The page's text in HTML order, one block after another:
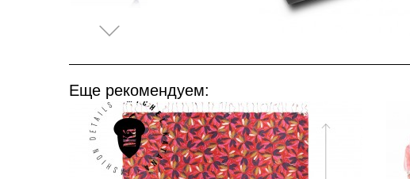
Еще рекомендуем: